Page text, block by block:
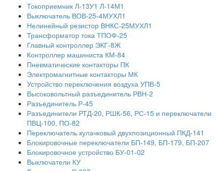
Токоприемник Л-13У1 Л-14М1
Выключатель ВОВ-25-4МУХЛ1
Нелинейный резистор ВНКС-25МУХЛ1
Трансформатор тока ТПОФ-25
Главный контроллер ЭКГ-8Ж
Контроллер машиниста КМ-84
Пневматические контакторы ПК
Электромагнитные контакторы МК
Устройство переключения воздуха УПВ-5
Высоковольтный разъединитель РВН-2
Разъединитель Р-45
Разъединители РТД-20, РШК-56, РС-15 и переключатели
ПВЦ-100, ПО-82
Переключатель кулачковый двухпозиционный ПКД-141
Блокировочные переключатели БП-149, БП-179, БП-207
Блокировочное устройство БУ-01-02
Выключатели КУ